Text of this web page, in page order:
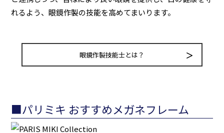
れるよう、眼鏡作製の技能を高めてまいります。
眼鏡作製技能士とは？
■パリミキ おすすめメガネフレーム